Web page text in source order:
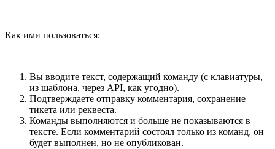
Как ими пользоваться:
Вы вводите текст, содержащий команду (с клавиатуры,
из шаблона, через API, как угодно).
Подтверждаете отправку комментария, сохранение
тикета или реквеста.
Команды выполняются и больше не показываются в
тексте. Если комментарий состоял только из команд, он
будет выполнен, но не опубликован.